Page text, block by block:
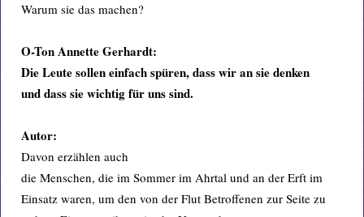
Warum sie das machen?
O-Ton Annette Gerhardt:
Die Leute sollen einfach spüren, dass wir an sie denken
und dass sie wichtig für uns sind.
Autor:
Davon erzählen auch
die Menschen, die im Sommer im Ahrtal und an der Erft im
Einsatz waren, um den von der Flut Betroffenen zur Seite zu